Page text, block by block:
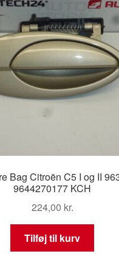
Bag Citroën C5 I og II
9644270177 KCH
224,00 kr.
Tilføj til kurv